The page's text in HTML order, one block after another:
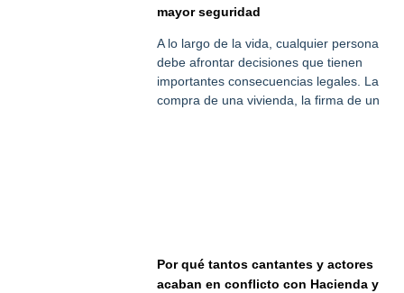
mayor seguridad
A lo largo de la vida, cualquier persona
debe afrontar decisiones que tienen
importantes consecuencias legales. La
compra de una vivienda, la firma de un
Por qué tantos cantantes y actores
acaban en conflicto con Hacienda y